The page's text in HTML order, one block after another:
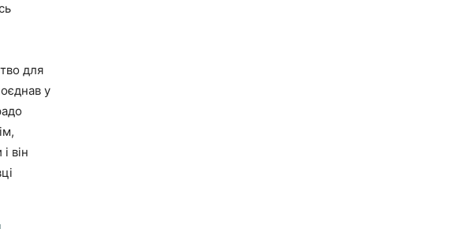
для
у
він